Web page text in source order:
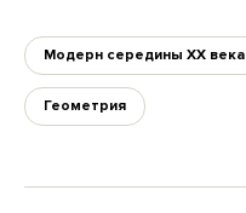
Модерн середины XX века
Геометрия